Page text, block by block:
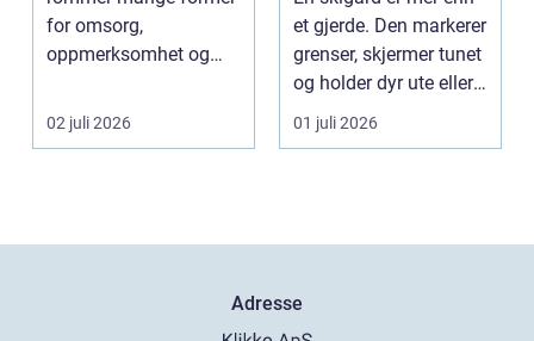
for omsorg,
oppmerksomhet og
som mål å s...
02 juli 2026
et gjerde. Den markerer
grenser, skjermer tunet
og holder dyr ute eller
inne, ...
01 juli 2026
Adresse